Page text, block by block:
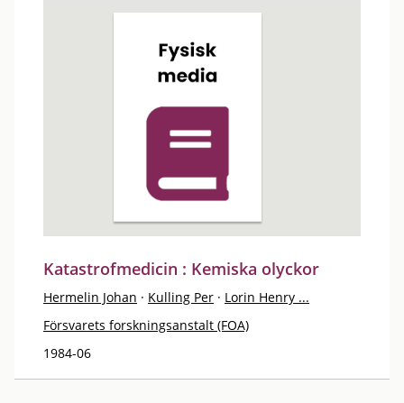
Katastrofmedicin : Kemiska olyckor
Hermelin Johan · Kulling Per · Lorin Henry ...
Försvarets forskningsanstalt (FOA)
1984-06